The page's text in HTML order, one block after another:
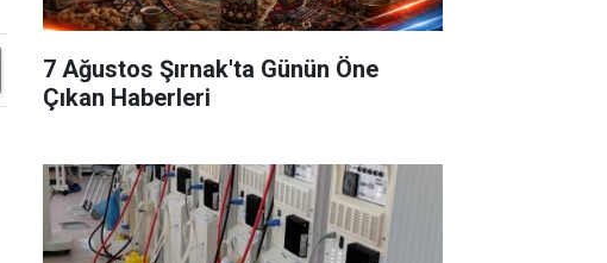
7 Ağustos Şırnak'ta Günün Öne
Çıkan Haberleri